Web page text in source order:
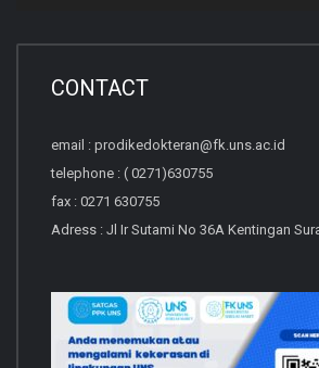
CONTACT
email : prodikedokteran@fk.uns.ac.id
telephone : ( 0271)630755
fax : 0271 630755
Adress : Jl Ir Sutami No 36A Kentingan